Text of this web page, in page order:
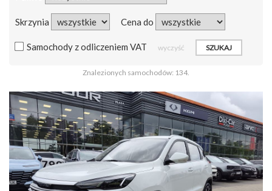
Skrzynia Cena do
Samochody z odliczeniem VAT wyczyść
Znalezionych samochodów: 134.